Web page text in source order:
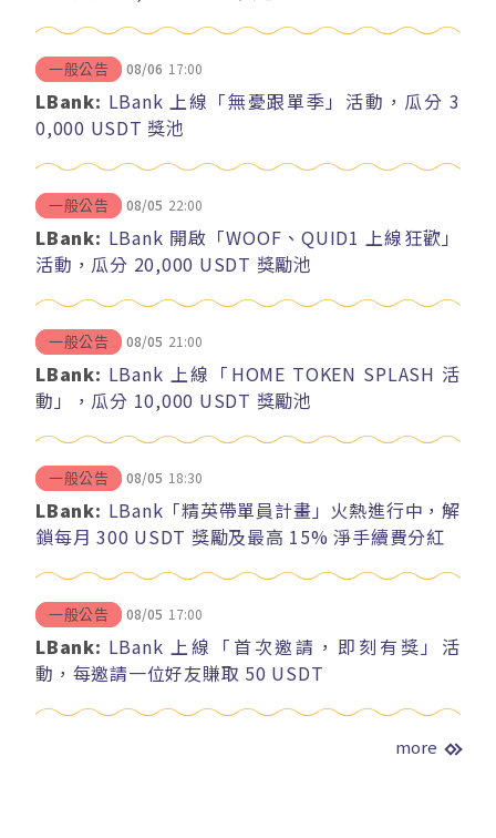
一般公告 08/06 17:00
LBank: LBank 上線「無憂跟單季」活動，瓜分 3
0,000 USDT 獎池
一般公告 08/05 22:00
LBank: LBank 開啟「WOOF、QUID1 上線狂歡」
活動，瓜分 20,000 USDT 獎勵池
一般公告 08/05 21:00
LBank: LBank 上線「HOME TOKEN SPLASH 活
動」，瓜分 10,000 USDT 獎勵池
一般公告 08/05 18:30
LBank: LBank「精英帶單員計畫」火熱進行中，解
鎖每月 300 USDT 獎勵及最高 15% 淨手續費分紅
一般公告 08/05 17:00
LBank: LBank 上線「首次邀請，即刻有獎」活
動，每邀請一位好友賺取 50 USDT
more